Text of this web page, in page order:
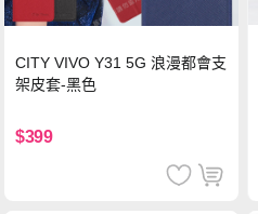
CITY VIVO Y31 5G 浪漫都會支
架皮套-黑色
$399